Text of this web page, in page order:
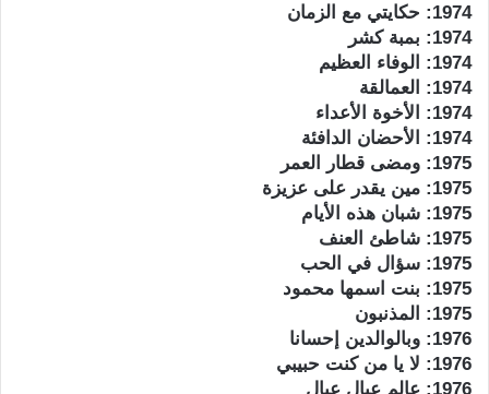
1974: حكايتي مع الزمان
1974: بمبة كشر
1974: الوفاء العظيم
1974: العمالقة
1974: الأخوة الأعداء
1974: الأحضان الدافئة
1975: ومضى قطار العمر
1975: مين يقدر على عزيزة
1975: شبان هذه الأيام
1975: شاطئ العنف
1975: سؤال في الحب
1975: بنت اسمها محمود
1975: المذنبون
1976: وبالوالدين إحسانا
1976: لا يا من كنت حبيبي
1976: عالم عيال عيال